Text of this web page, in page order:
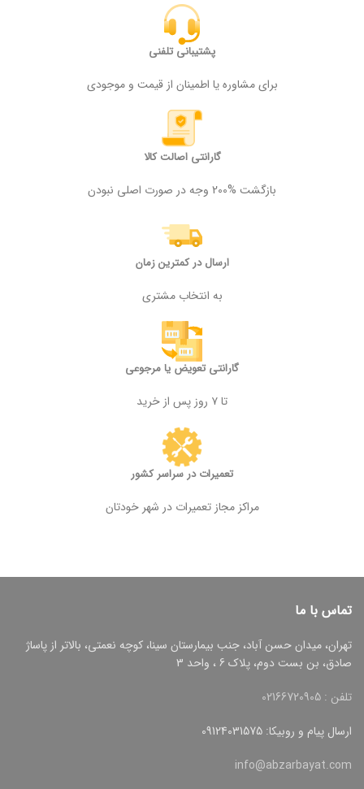
پشتیبانی تلفنی
برای مشاوره یا اطمینان از قیمت و موجودی
گارانتی اصالت کالا
بازگشت %200 وجه در صورت اصلی نبودن
ارسال در کمترین زمان
به انتخاب مشتری
گارانتی تعویض یا مرجوعی
تا ۷ روز پس از خرید
تعمیرات در سراسر کشور
مراکز مجاز تعمیرات در شهر خودتان
تماس با ما
تهران، میدان حسن آباد، جنب بیمارستان سینا، کوچه نعمتی، بالاتر از پاساژ
صادق، بن بست دوم، پلاک 6 ، واحد 3
تلفن : 02166720905
ارسال پیام و روبیکا: 09124031575
info@abzarbayat.com